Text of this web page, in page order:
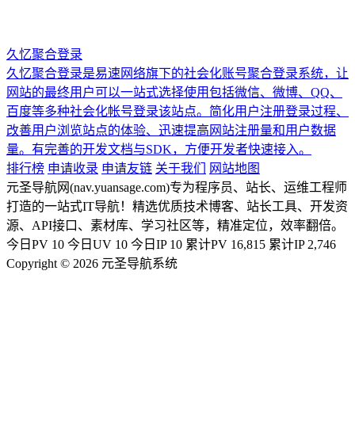
久忆聚合登录
久忆聚合登录是易速网络旗下的社会化账号聚合登录系统，让
网站的最终用户可以一站式选择使用包括微信、微博、QQ、
百度等多种社会化帐号登录该站点。简化用户注册登录过程、
改善用户浏览站点的体验、迅速提高网站注册量和用户数据
量。有完善的开发文档与SDK，方便开发者快速接入。
排行榜 申请收录 申请友链 关于我们
网站地图
元圣导航网(nav.yuansage.com)专为程序员、站长、运维工程师
打造的一站式IT导航！精选优质技术博客、站长工具、开发资
源、API接口、素材库、学习社区等，精准定位，效率翻倍。
今日PV 10 今日UV 10 今日IP 10 累计PV 16,815 累计IP 2,746
Copyright © 2026 元圣导航系统